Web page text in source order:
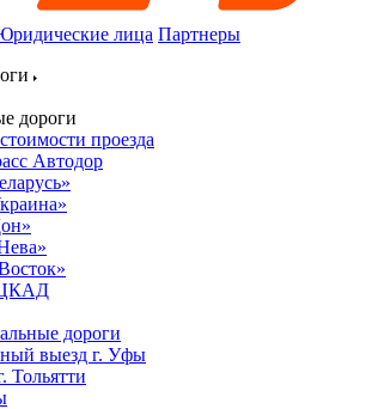
лица Партнеры
дороги
проезда
Автодор
дороги
выезд г. Уфы
Тольятти